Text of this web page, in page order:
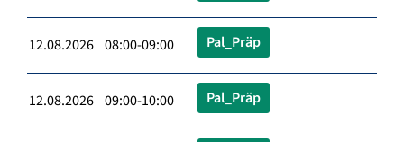
12.08.2026 08:00-09:00 Pal_Präp
12.08.2026 09:00-10:00 Pal_Präp